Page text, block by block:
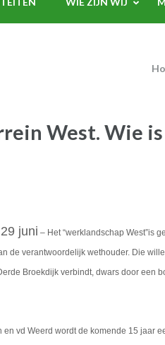
West. Wie is
29 juni – Het “werklandschap West”is
de verantwoordelijk wethouder. Die
Broekdijk verbindt, dwars door een
vd Weerd wordt de komende 15 jaar